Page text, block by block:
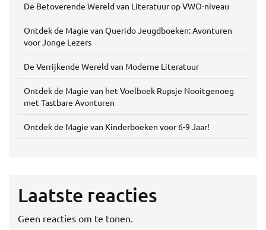
De Betoverende Wereld van Literatuur op VWO-niveau
Ontdek de Magie van Querido Jeugdboeken: Avonturen
voor Jonge Lezers
De Verrijkende Wereld van Moderne Literatuur
Ontdek de Magie van het Voelboek Rupsje Nooitgenoeg
met Tastbare Avonturen
Ontdek de Magie van Kinderboeken voor 6-9 Jaar!
Laatste reacties
Geen reacties om te tonen.